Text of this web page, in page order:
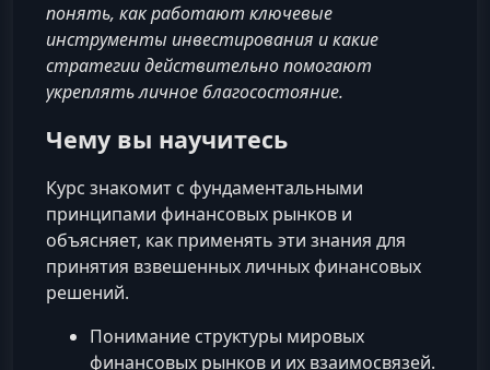
понять, как работают ключевые
инструменты инвестирования и какие
стратегии действительно помогают
укреплять личное благосостояние.
Чему вы научитесь
Курс знакомит с фундаментальными
принципами финансовых рынков и
объясняет, как применять эти знания для
принятия взвешенных личных финансовых
решений.
Понимание структуры мировых
финансовых рынков и их взаимосвязей.